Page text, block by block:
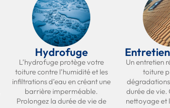
Hydrofuge
L’hydrofuge protège votre
toiture contre l’humidité et les
infiltrations d’eau en créant une
barrière imperméable.
Prolongez la durée de vie de
Un entretien
toiture
durée de vie.
nettoyage et